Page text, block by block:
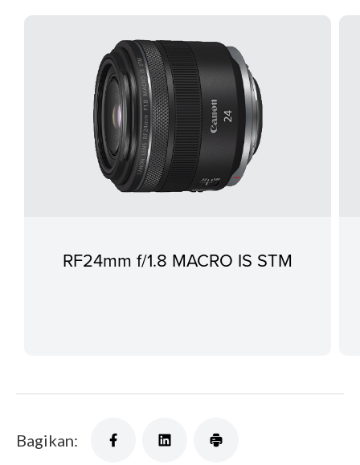
RF24mm f/1.8 MACRO IS STM
Bagikan: